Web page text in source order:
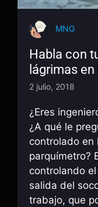
MNG
Habla con
lágrimas
2 julio, 2018
¿Eres
¿A qué le
controlado en
parquímetro?
controlando
salida del
trabajo, que